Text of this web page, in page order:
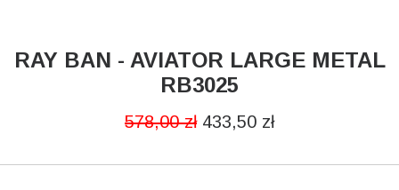
DODAJ DO KOSZYKA
RAY BAN - AVIATOR LARGE METAL
RB3025
578,00zł 433,50 zł